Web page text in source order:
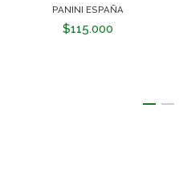
PANINI ESPAÑA
$115.000